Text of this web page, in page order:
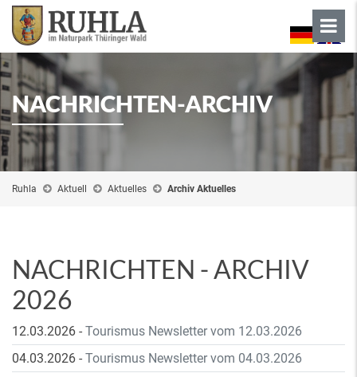
NACHRICHTEN-ARCHIV
Ruhla Aktuell Aktuelles Archiv Aktuelles
NACHRICHTEN - ARCHIV
2026
12.03.2026 - Tourismus Newsletter vom 12.03.2026
04.03.2026 - Tourismus Newsletter vom 04.03.2026